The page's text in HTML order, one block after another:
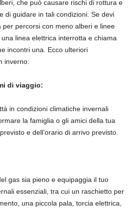
che può causare rischi di rottura e
di guidare in tali condizioni. Se devi
per percorsi con meno alberi e linee
linea elettrica interrotta e chiama
incontri una. Ecco ulteriori
inverno:
di viaggio:
in condizioni climatiche invernali
la famiglia o gli amici della tua
e dell’orario di arrivo previsto.
gas sia pieno e equipaggia il tuo
essenziali, tra cui un raschietto per
una piccola pala, torcia elettrica,